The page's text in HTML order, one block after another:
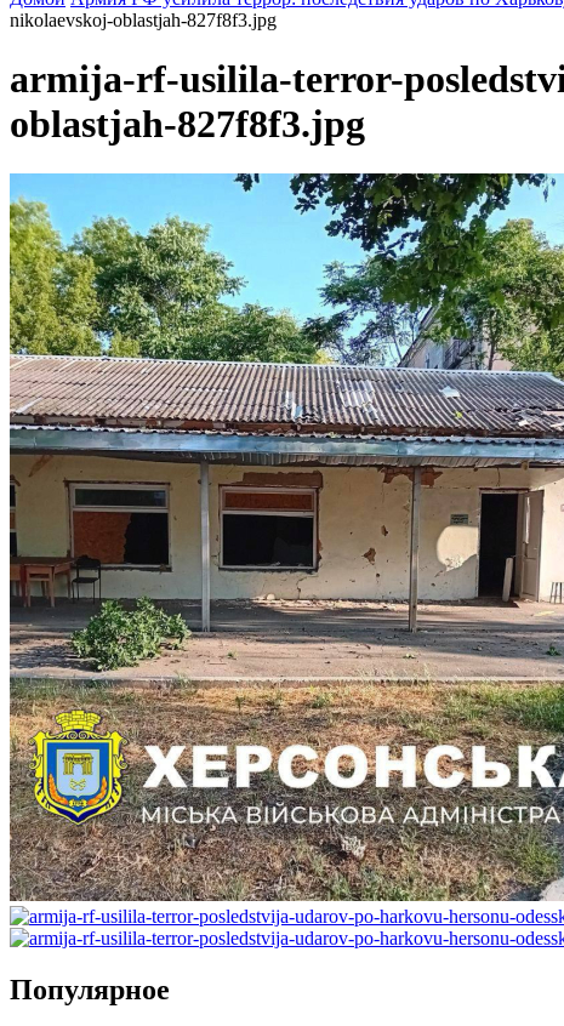
nikolaevskoj-oblastjah-827f8f3.jpg
armija-rf-usilila-terror-
oblastjah-827f8f3.jpg
Популярное